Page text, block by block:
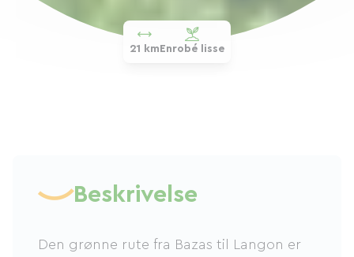
21 kmEnrobé lisse
Beskrivelse
Den grønne rute fra Bazas til Langon er